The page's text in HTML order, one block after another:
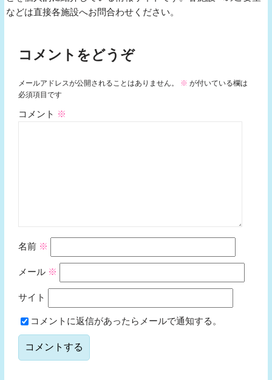
などは直接各施設へお問合わせください。
コメントをどうぞ
メールアドレスが公開されることはありません。 ※ が付いている欄は
必須項目です
コメント ※
名前 ※
メール ※
サイト
コメントに返信があったらメールで通知する。